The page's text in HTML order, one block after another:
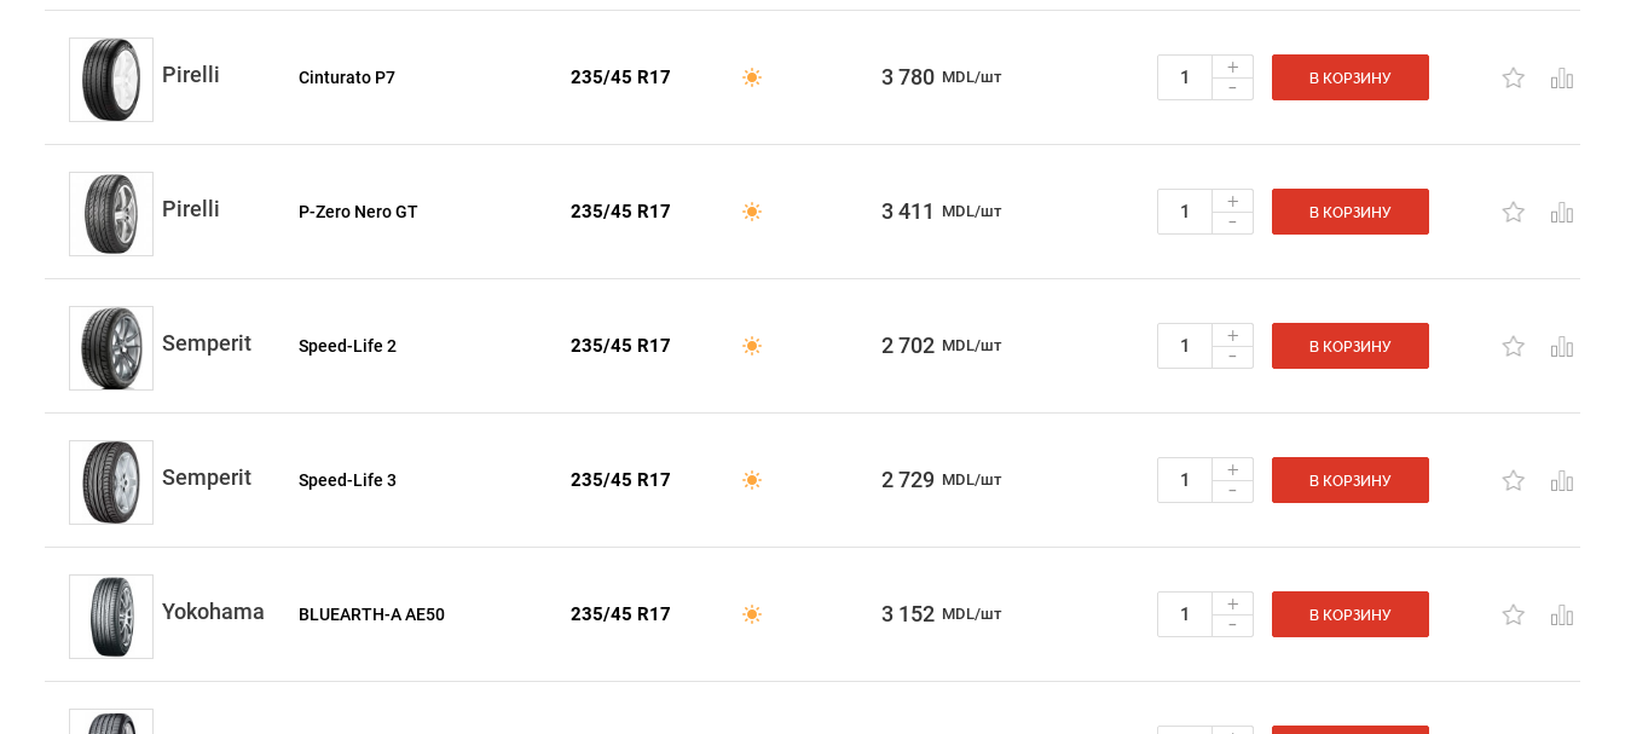
Pirelli Cinturato P7 235/45 R17 3 780 MDL/шт +
- В КОРЗИНУ
Pirelli P-Zero Nero GT 235/45 R17 3 411 MDL/шт +
- В КОРЗИНУ
Semperit Speed-Life 2 235/45 R17 2 702 MDL/шт +
- В КОРЗИНУ
Semperit Speed-Life 3 235/45 R17 2 729 MDL/шт +
- В КОРЗИНУ
Yokohama BLUEARTH-A AE50 235/45 R17 3 152 MDL/шт +
- В КОРЗИНУ